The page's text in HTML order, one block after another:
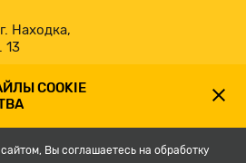
Находка,
13
COOKIE
Вы соглашаетесь на обработку